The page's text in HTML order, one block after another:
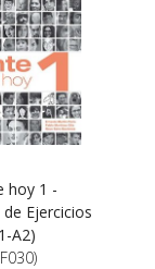
hoy 1 -
Ejercicios
A2)